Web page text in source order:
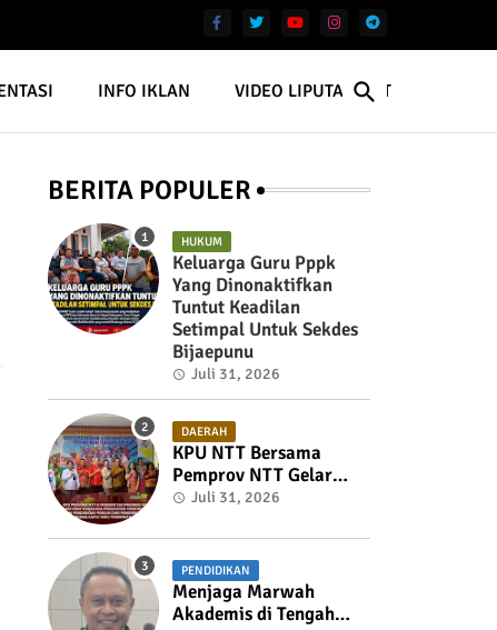
INFO IKLAN VIDEO LIPUTAN NTT
BERITA POPULER
HUKUM
Keluarga Guru Pppk
Yang Dinonaktifkan
Tuntut Keadilan
Setimpal Untuk Sekdes
Bijaepunu
Juli 31, 2026
DAERAH
KPU NTT Bersama
Pemprov NTT Gelar
Rakor Untuk Membahas
Draft Nota
Kesepahaman
Juli 31, 2026
PENDIDIKAN
Menjaga Marwah
Akademis di Tengah